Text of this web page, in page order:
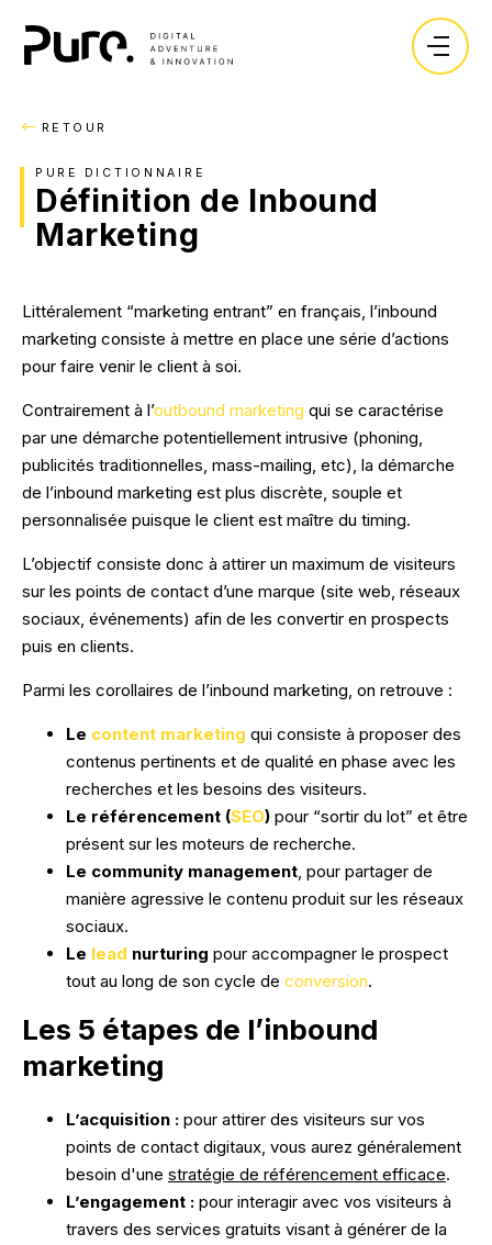
Sites vitrines
Sites Ecommerce
Sites immobiliers
Application SaaS
Logiciels métier
Intégration d'ERP/CRM
Applications web, Extranet / Intranet
Développement sur-mesure.
Shopify
Symfony
Webflow
Odoo
Python
Vue.js
Progressive Web App (PWA)
Marketing digital.
SEO
Publicité en ligne
CRM Marketing
Conseil.
Lancer un produit ou une marque.
Développer sa visibilité.
Vendre en ligne.
Centraliser mes données.
Améliorer mes processus.
Votre secteur.
Immobilier.
SaaS.
B2B.
B2C.
Se former.
Formation IA
Formation SEO
Formation Ads
Formation Outils
Lexique.
Recrutement.
Les dossiers de nos experts.
votre site web
TÉLÉCHARGER
gagnante pour un site web optimisé
VOIR TOUT
Expertises.
L'agence.
Ressources.
CONTACT
RETOUR
PURE DICTIONNAIRE
Définition de Inbound
Marketing
Littéralement “marketing entrant” en français, l’inbound
marketing consiste à mettre en place une série d’actions
pour faire venir le client à soi.
Contrairement à l’outbound marketing qui se caractérise
par une démarche potentiellement intrusive (phoning,
publicités traditionnelles, mass-mailing, etc), la démarche
de l’inbound marketing est plus discrète, souple et
personnalisée puisque le client est maître du timing.
L’objectif consiste donc à attirer un maximum de visiteurs
sur les points de contact d’une marque (site web, réseaux
sociaux, événements) afin de les convertir en prospects
puis en clients.
Parmi les corollaires de l’inbound marketing, on retrouve :
Le content marketing qui consiste à proposer des
contenus pertinents et de qualité en phase avec les
recherches et les besoins des visiteurs.
Le référencement (SEO) pour “sortir du lot” et être
présent sur les moteurs de recherche.
Le community management, pour partager de
manière agressive le contenu produit sur les réseaux
sociaux.
Le lead nurturing pour accompagner le prospect
tout au long de son cycle de conversion.
Les 5 étapes de l’inbound
marketing
L’acquisition : pour attirer des visiteurs sur vos
points de contact digitaux, vous aurez généralement
besoin d'une stratégie de référencement efficace.
L’engagement : pour interagir avec vos visiteurs à
travers des services gratuits visant à générer de la